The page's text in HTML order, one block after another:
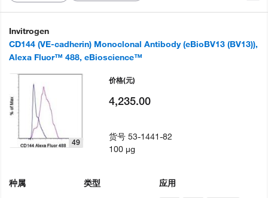
Invitrogen
CD144 (VE-cadherin) Monoclonal Antibody (eBioBV13 (BV13)),
Alexa Fluor™ 488, eBioscience™
49
种属
类型
应用
价格(元)
4,235.00
货号53-1441-82
100 µg